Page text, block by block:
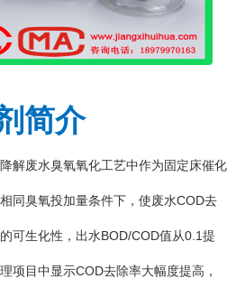
简介
解废水臭氧氧化工艺中作为固定床催化
同臭氧投加量条件下，使废水COD去
可生化性，出水BOD/COD值从0.1提
项目中显示COD去除率大幅度提高，